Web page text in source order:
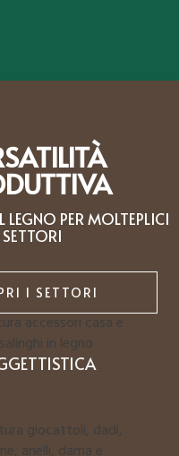
LEGNO PER MOLTEPLICI
SETTORI
I SETTORI